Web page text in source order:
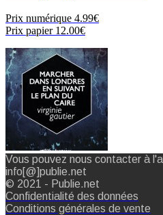
Prix numérique 4.99€
Prix papier12.00€
Vous pouvez nous contacter à
info[@]publie.net
© 2021 - Publie.net
Confidentialité des données
Conditions générales de vente